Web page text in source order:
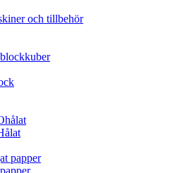
och tillbehör
papper